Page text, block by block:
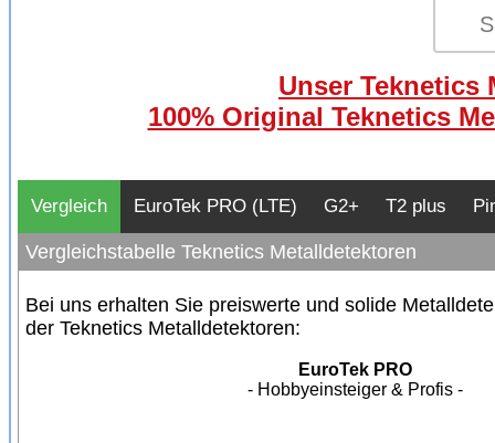
Unser Teknetics
100% Original Teknetics
Vergleich EuroTek PRO (LTE) G2+ T2 plus
Vergleichstabelle Teknetics Metalldetektoren
Bei uns erhalten Sie preiswerte und solide
der Teknetics Metalldetektoren:
EuroTek PRO
- Hobbyeinsteiger & Profis -